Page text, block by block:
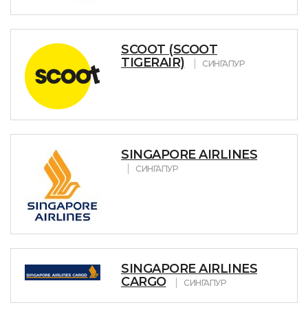
SCOOT (SCOOT
TIGERAIR)
СИНГАПУР
SINGAPORE AIRLINES
СИНГАПУР
SINGAPORE AIRLINES
CARGO
СИНГАПУР